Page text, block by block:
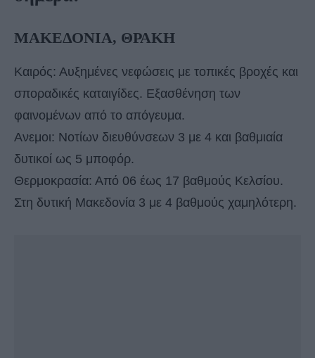
ΜΑΚΕΔΟΝΙΑ, ΘΡΑΚΗ
Καιρός: Αυξημένες νεφώσεις με τοπικές βροχές και
σποραδικές καταιγίδες. Εξασθένηση των
φαινομένων από το απόγευμα.
Ανεμοι: Νοτίων διευθύνσεων 3 με 4 και βαθμιαία
δυτικοί ως 5 μποφόρ.
Θερμοκρασία: Από 06 έως 17 βαθμούς Κελσίου.
Στη δυτική Μακεδονία 3 με 4 βαθμούς χαμηλότερη.